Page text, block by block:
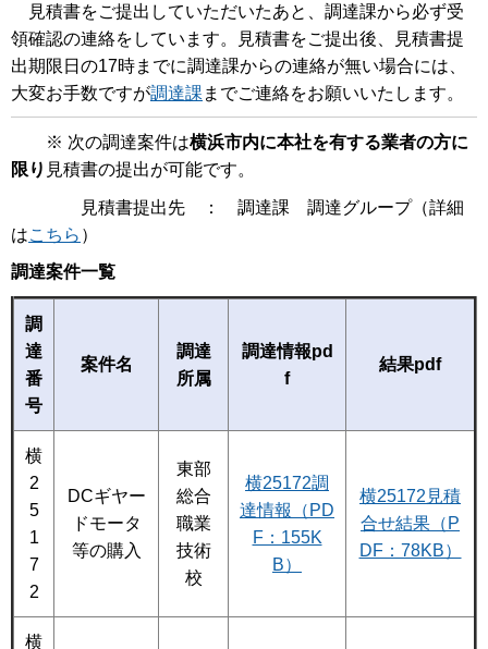
見積書をご提出していただいたあと、調達課から必ず受
領確認の連絡をしています。見積書をご提出後、見積書提
出期限日の17時までに調達課からの連絡が無い場合には、
大変お手数ですが調達課 までご連絡をお願いいたします。
※ 次の調達案件は横浜市内に本社を有する業者の方に
限り 見積書の提出が可能です。
見積書提出先 ： 調達課 調達グループ（詳細
はこちら ）
調達案件一覧
調
達
番
号
案件名
調達
所属
調達情報pd
f
結果pdf
横
2
5
1
7
2
DCギヤー
ドモータ
等の購入
東部
総合
職業
技術
校
横25172調
達情報（PD
F：155K
B）
横25172見積
合せ結果（P
DF：78KB）
横